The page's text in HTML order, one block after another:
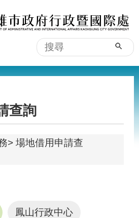
搜
尋
查詢
場地借用申請查
鳳山行政中心